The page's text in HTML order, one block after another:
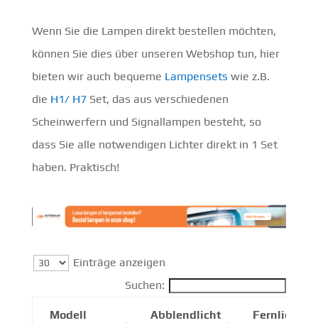
Wenn Sie die Lampen direkt bestellen möchten,
können Sie dies über unseren Webshop tun, hier
bieten wir auch bequeme Lampensets wie z.B.
die H1/ H7Set, das aus verschiedenen
Scheinwerfern und Signallampen besteht, so
dass Sie alle notwendigen Lichter direkt in 1 Set
haben. Praktisch!
Einträge anzeigen
Suchen:
Modell Abblendlicht Fernlicht